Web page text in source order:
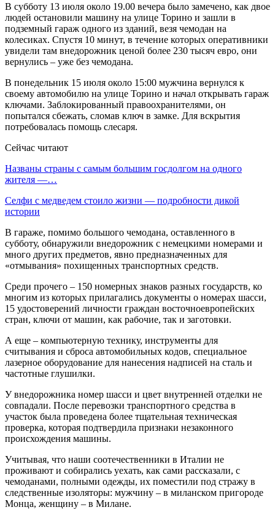
В субботу 13 июля около 19.00 вечера было замечено, как двое
людей остановили машину на улице Торино и зашли в
подземный гараж одного из зданий, везя чемодан на
колесиках. Спустя 10 минут, в течение которых оперативники
увидели там внедорожник ценой более 230 тысяч евро, они
вернулись – уже без чемодана.
В понедельник 15 июля около 15:00 мужчина вернулся к
своему автомобилю на улице Торино и начал открывать гараж
ключами. Заблокированный правоохранителями, он
попытался сбежать, сломав ключ в замке. Для вскрытия
потребовалась помощь слесаря.
Сейчас читают
Названы страны с самым большим госдолгом на одного
жителя —…
Селфи с медведем стоило жизни — подробности дикой
истории
В гараже, помимо большого чемодана, оставленного в
субботу, обнаружили внедорожник с немецкими номерами и
много других предметов, явно предназначенных для
«отмывания» похищенных транспортных средств.
Среди прочего – 150 номерных знаков разных государств, ко
многим из которых прилагались документы о номерах шасси,
15 удостоверений личности граждан восточноевропейских
стран, ключи от машин, как рабочие, так и заготовки.
А еще – компьютерную технику, инструменты для
считывания и сброса автомобильных кодов, специальное
лазерное оборудование для нанесения надписей на сталь и
частотные глушилки.
У внедорожника номер шасси и цвет внутренней отделки не
совпадали. После перевозки транспортного средства в
участок была проведена более тщательная техническая
проверка, которая подтвердила признаки незаконного
происхождения машины.
Учитывая, что наши соотечественники в Италии не
проживают и собирались уехать, как сами рассказали, с
чемоданами, полными одежды, их поместили под стражу в
следственные изоляторы: мужчину – в миланском пригороде
Монца, женщину – в Милане.